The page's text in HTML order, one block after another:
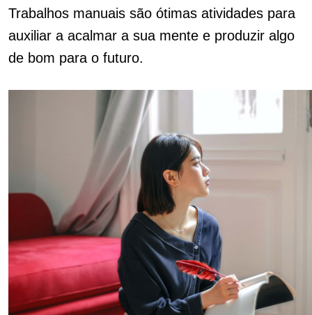
Trabalhos manuais são ótimas atividades para
auxiliar a acalmar a sua mente e produzir algo
de bom para o futuro.